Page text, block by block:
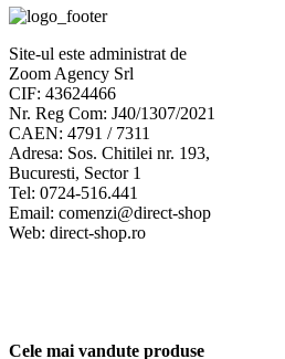
Site-ul este administrat de
Zoom Agency Srl
CIF: 43624466
Nr. Reg Com: J40/1307/2021
CAEN: 4791 / 7311
Adresa: Sos. Chitilei nr. 193,
Bucuresti, Sector 1
Tel: 0724-516.441
Email: comenzi@direct-shop
Web: direct-shop.ro
Cele mai vandute produse